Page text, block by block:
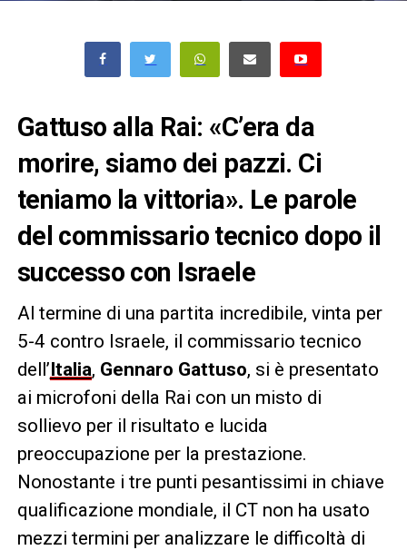
Gattuso alla Rai: «C’era da
morire, siamo dei pazzi. Ci
teniamo la vittoria». Le parole
del commissario tecnico dopo il
successo con Israele
Al termine di una partita incredibile, vinta per
5-4 contro Israele, il commissario tecnico
dell’Italia, Gennaro Gattuso, si è presentato
ai microfoni della Rai con un misto di
sollievo per il risultato e lucida
preoccupazione per la prestazione.
Nonostante i tre punti pesantissimi in chiave
qualificazione mondiale, il CT non ha usato
mezzi termini per analizzare le difficoltà di